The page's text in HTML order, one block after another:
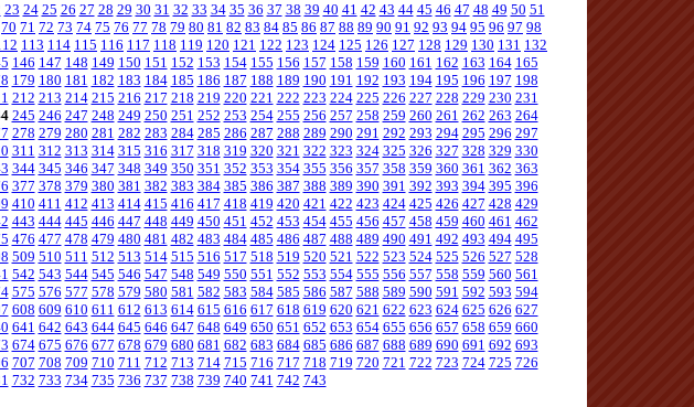
23 24 25 26 27 28 29 30 31 32 33 34 35 36 37 38 39 40 41 42 43 44 45 46 47 48 49 50 51
70 71 72 73 74 75 76 77 78 79 80 81 82 83 84 85 86 87 88 89 90 91 92 93 94 95 96 97 98
113 114 115 116 117 118 119 120 121 122 123 124 125 126 127 128 129 130 131 132
146 147 148 149 150 151 152 153 154 155 156 157 158 159 160 161 162 163 164 165
179 180 181 182 183 184 185 186 187 188 189 190 191 192 193 194 195 196 197 198
212 213 214 215 216 217 218 219 220 221 222 223 224 225 226 227 228 229 230 231
245 246 247 248 249 250 251 252 253 254 255 256 257 258 259 260 261 262 263 264
278 279 280 281 282 283 284 285 286 287 288 289 290 291 292 293 294 295 296 297
311 312 313 314 315 316 317 318 319 320 321 322 323 324 325 326 327 328 329 330
344 345 346 347 348 349 350 351 352 353 354 355 356 357 358 359 360 361 362 363
377 378 379 380 381 382 383 384 385 386 387 388 389 390 391 392 393 394 395 396
410 411 412 413 414 415 416 417 418 419 420 421 422 423 424 425 426 427 428 429
443 444 445 446 447 448 449 450 451 452 453 454 455 456 457 458 459 460 461 462
476 477 478 479 480 481 482 483 484 485 486 487 488 489 490 491 492 493 494 495
509 510 511 512 513 514 515 516 517 518 519 520 521 522 523 524 525 526 527 528
542 543 544 545 546 547 548 549 550 551 552 553 554 555 556 557 558 559 560 561
575 576 577 578 579 580 581 582 583 584 585 586 587 588 589 590 591 592 593 594
608 609 610 611 612 613 614 615 616 617 618 619 620 621 622 623 624 625 626 627
641 642 643 644 645 646 647 648 649 650 651 652 653 654 655 656 657 658 659 660
674 675 676 677 678 679 680 681 682 683 684 685 686 687 688 689 690 691 692 693
707 708 709 710 711 712 713 714 715 716 717 718 719 720 721 722 723 724 725 726
732 733 734 735 736 737 738 739 740 741 742 743